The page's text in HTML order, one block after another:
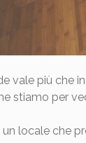
vale più che
stiamo per
un locale che